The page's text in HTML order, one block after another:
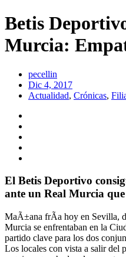
Betis
Murcia:
pecellin
Dic 4, 2017
Actualidad, Crónicas,
El Betis Deportivo
ante un Real Murcia
MaÃ±ana frÃ­a hoy en Sevilla,
Murcia se enfrentaban en la
partido clave para los dos
Los locales con vista a salir del